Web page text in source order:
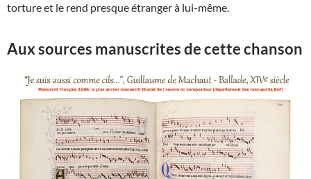
torture et le rend presque étranger à lui-même.
Aux sources manuscrites de cette chanson